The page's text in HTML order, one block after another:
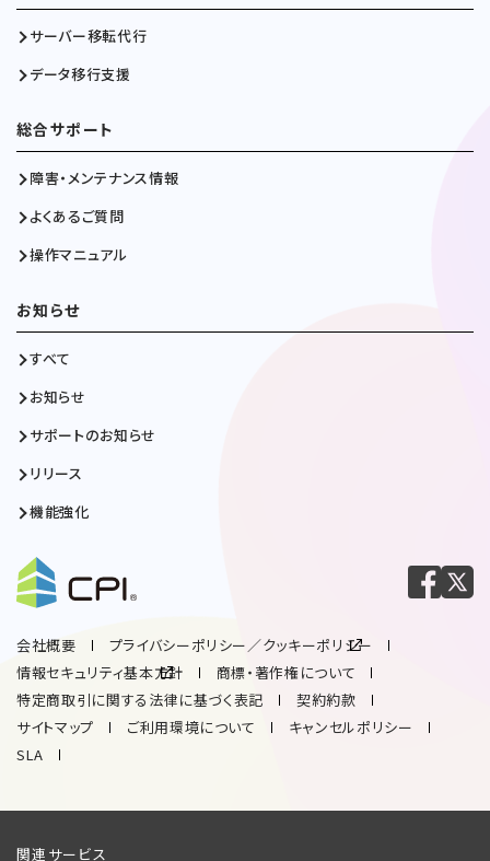
サーバー移転代行
データ移行支援
総合サポート
障害・メンテナンス情報
よくあるご質問
操作マニュアル
お知らせ
すべて
お知らせ
サポートのお知らせ
リリース
機能強化
会社概要
プライバシーポリシー／クッキーポリシー
情報セキュリティ基本方針
商標・著作権について
特定商取引に関する法律に基づく表記
契約約款
サイトマップ
ご利用環境について
キャンセルポリシー
SLA
関連サービス